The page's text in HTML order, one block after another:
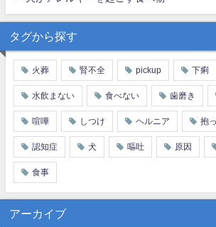
タグから探す
火葬 腎不全 pickup 下痢
水飲まない 食べない 歯磨き
喧嘩 しつけ ヘルニア 抱
認知症 犬 嘔吐 原因
食事
アーカイブ